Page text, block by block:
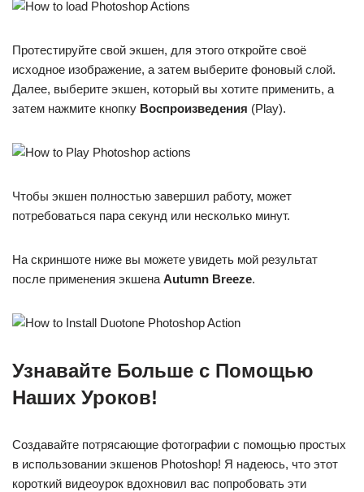
Протестируйте свой экшен, для этого откройте своё
исходное изображение, а затем выберите фоновый слой.
Далее, выберите экшен, который вы хотите применить, а
затем нажмите кнопку Воспроизведения (Play).
Чтобы экшен полностью завершил работу, может
потребоваться пара секунд или несколько минут.
На скриншоте ниже вы можете увидеть мой результат
после применения экшена Autumn Breeze.
Узнавайте Больше с Помощью
Наших Уроков!
Создавайте потрясающие фотографии с помощью простых
в использовании экшенов Photoshop! Я надеюсь, что этот
короткий видеоурок вдохновил вас попробовать эти